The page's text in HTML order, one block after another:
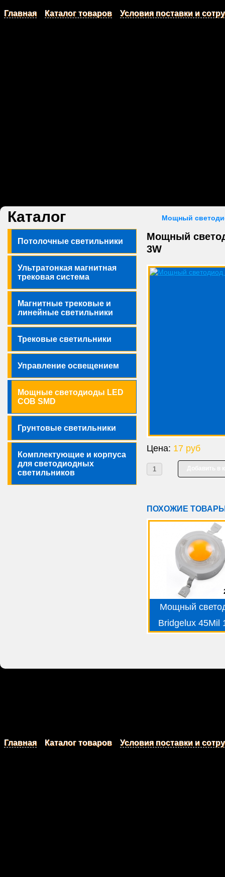
Главная Каталог товаров Условия поставки и
Мощный
Мощный
3W
Цена: 17 руб
ПОХОЖИЕ
Мощный
Bridgelux 45Mil
Каталог
Потолочные светильники
Ультратонкая магнитная
трековая система
Магнитные трековые и
линейные светильники
Трековые светильники
Управление освещением
Мощные светодиоды LED
COB SMD
Грунтовые светильники
Комплектующие и корпуса
для светодиодных
светильников
Главная Каталог товаров Условия поставки и